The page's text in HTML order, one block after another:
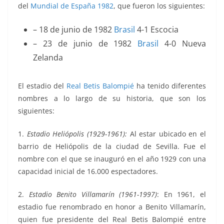
del Mundial de España 1982, que fueron los siguientes:
– 18 de junio de 1982 Brasil 4-1 Escocia
– 23 de junio de 1982 Brasil 4-0 Nueva
Zelanda
El estadio del Real Betis Balompié ha tenido diferentes
nombres a lo largo de su historia, que son los
siguientes:
1. Estadio Heliópolis (1929-1961): Al estar ubicado en el
barrio de Heliópolis de la ciudad de Sevilla. Fue el
nombre con el que se inauguró en el año 1929 con una
capacidad inicial de 16.000 espectadores.
2. Estadio Benito Villamarín (1961-1997): En 1961, el
estadio fue renombrado en honor a Benito Villamarín,
quien fue presidente del Real Betis Balompié entre